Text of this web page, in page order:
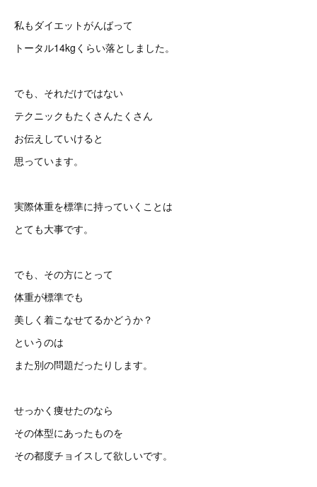
私もダイエットがんばって
トータル14kgくらい落としました。
でも、それだけではない
テクニックもたくさんたくさん
お伝えしていけると
思っています。
実際体重を標準に持っていくことは
とても大事です。
でも、その方にとって
体重が標準でも
美しく着こなせてるかどうか？
というのは
また別の問題だったりします。
せっかく痩せたのなら
その体型にあったものを
その都度チョイスして欲しいです。